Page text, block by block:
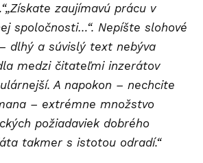
zaujímavú prácu v
spoločnosti…“. Nepíšte slohové
dlhý a súvislý text nebýva
medzi čitateľmi inzerátov
A napokon – nechcite
– extrémne množstvo
požiadaviek dobrého
takmer s istotou odradí.“